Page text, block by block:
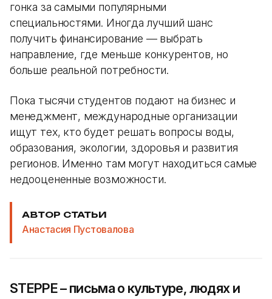
гонка за самыми популярными
специальностями. Иногда лучший шанс
получить финансирование — выбрать
направление, где меньше конкурентов, но
больше реальной потребности.
Пока тысячи студентов подают на бизнес и
менеджмент, международные организации
ищут тех, кто будет решать вопросы воды,
образования, экологии, здоровья и развития
регионов. Именно там могут находиться самые
недооцененные возможности.
АВТОР СТАТЬИ
Анастасия Пустовалова
STEPPE – письма о культуре, людях и